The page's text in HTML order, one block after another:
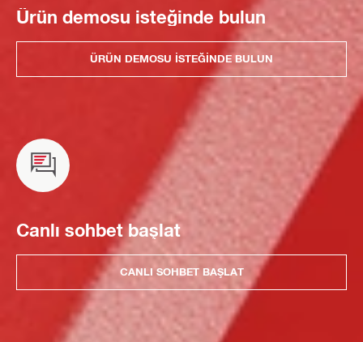
Ürün demosu isteğinde bulun
ÜRÜN DEMOSU ISTEĞINDE BULUN
Canlı sohbet başlat
CANLI SOHBET BAŞLAT